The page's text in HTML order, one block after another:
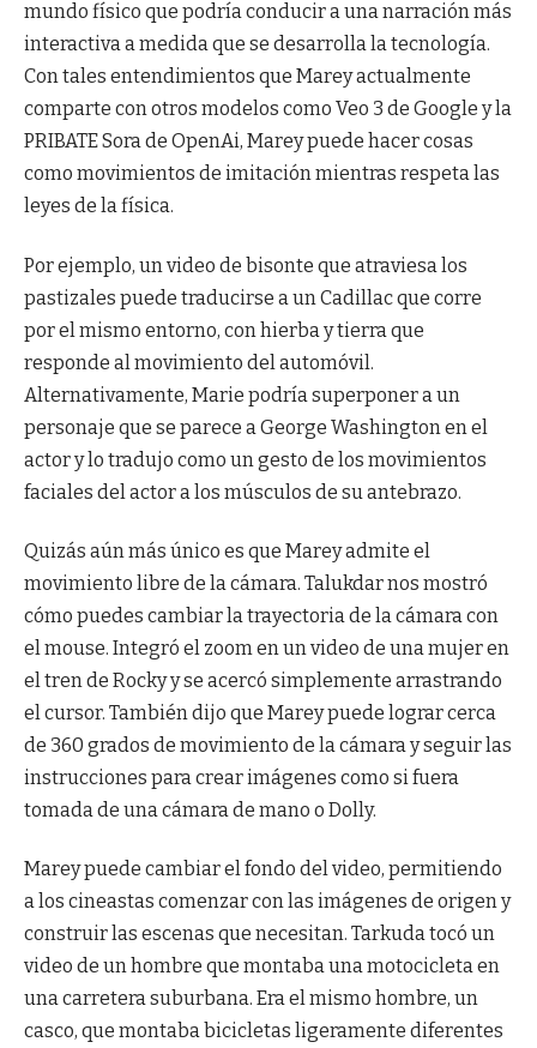
mundo físico que podría conducir a una narración más
interactiva a medida que se desarrolla la tecnología.
Con tales entendimientos que Marey actualmente
comparte con otros modelos como Veo 3 de Google y la
PRIBATE Sora de OpenAi, Marey puede hacer cosas
como movimientos de imitación mientras respeta las
leyes de la física.
Por ejemplo, un video de bisonte que atraviesa los
pastizales puede traducirse a un Cadillac que corre
por el mismo entorno, con hierba y tierra que
responde al movimiento del automóvil.
Alternativamente, Marie podría superponer a un
personaje que se parece a George Washington en el
actor y lo tradujo como un gesto de los movimientos
faciales del actor a los músculos de su antebrazo.
Quizás aún más único es que Marey admite el
movimiento libre de la cámara. Talukdar nos mostró
cómo puedes cambiar la trayectoria de la cámara con
el mouse. Integró el zoom en un video de una mujer en
el tren de Rocky y se acercó simplemente arrastrando
el cursor. También dijo que Marey puede lograr cerca
de 360 ​​grados de movimiento de la cámara y seguir las
instrucciones para crear imágenes como si fuera
tomada de una cámara de mano o Dolly.
Marey puede cambiar el fondo del video, permitiendo
a los cineastas comenzar con las imágenes de origen y
construir las escenas que necesitan. Tarkuda tocó un
video de un hombre que montaba una motocicleta en
una carretera suburbana. Era el mismo hombre, un
casco, que montaba bicicletas ligeramente diferentes